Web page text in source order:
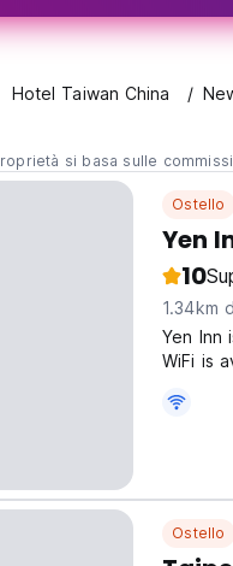
Hotel Taiwan China
si basa sulle
Ostello
Yen
10
1.34km
Yen Inn
WiFi is
include
Ostello